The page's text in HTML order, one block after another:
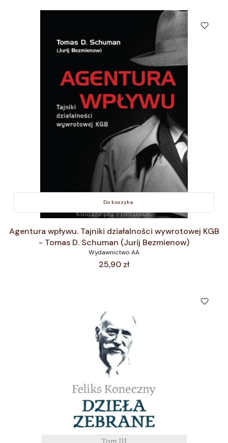
Do koszyka
Agentura wpływu. Tajniki działalności wywrotowej KGB
- Tomas D. Schuman (Jurij Bezmienow)
Wydawnictwo AA
Cena
25,90 zł